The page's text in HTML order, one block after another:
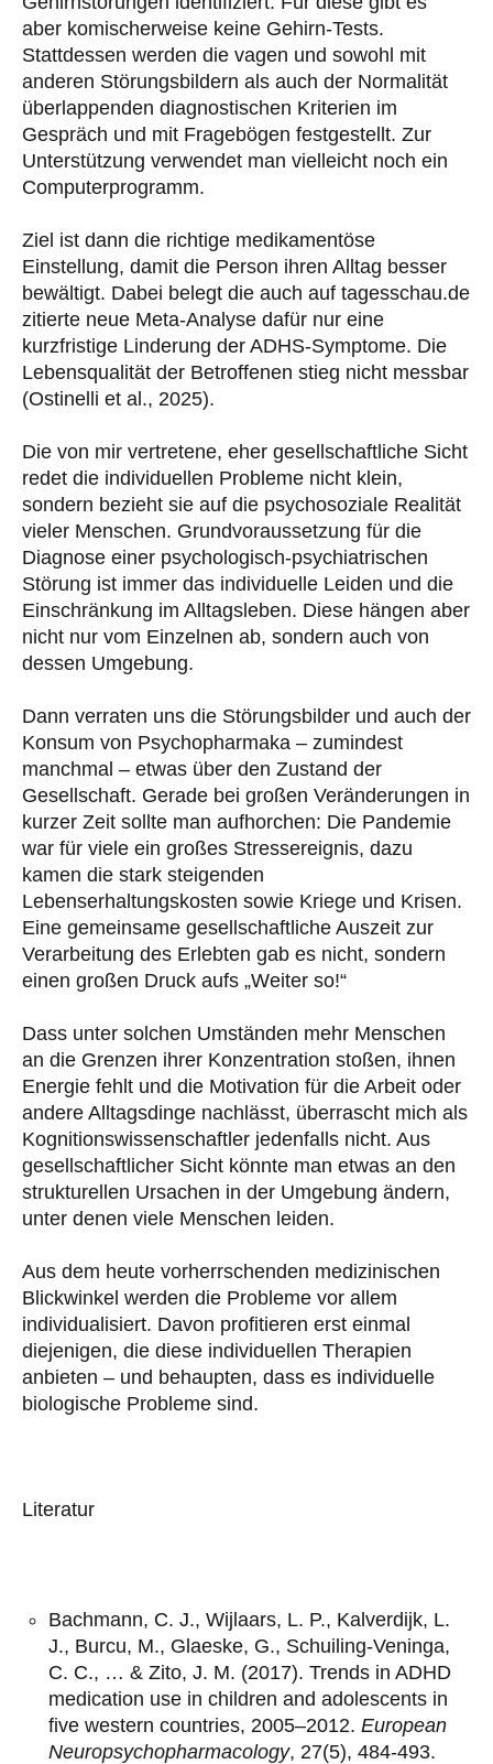
aber komischerweise keine Gehirn-Tests.
Stattdessen werden die vagen und sowohl mit
anderen Störungsbildern als auch der Normalität
überlappenden diagnostischen Kriterien im
Gespräch und mit Fragebögen festgestellt. Zur
Unterstützung verwendet man vielleicht noch ein
Computerprogramm.
Ziel ist dann die richtige medikamentöse
Einstellung, damit die Person ihren Alltag besser
bewältigt. Dabei belegt die auch auf tagesschau.de
zitierte neue Meta-Analyse dafür nur eine
kurzfristige Linderung der ADHS-Symptome. Die
Lebensqualität der Betroffenen stieg nicht messbar
(Ostinelli et al., 2025).
Die von mir vertretene, eher gesellschaftliche Sicht
redet die individuellen Probleme nicht klein,
sondern bezieht sie auf die psychosoziale Realität
vieler Menschen. Grundvoraussetzung für die
Diagnose einer psychologisch-psychiatrischen
Störung ist immer das individuelle Leiden und die
Einschränkung im Alltagsleben. Diese hängen aber
nicht nur vom Einzelnen ab, sondern auch von
dessen Umgebung.
Dann verraten uns die Störungsbilder und auch der
Konsum von Psychopharmaka – zumindest
manchmal – etwas über den Zustand der
Gesellschaft. Gerade bei großen Veränderungen in
kurzer Zeit sollte man aufhorchen: Die Pandemie
war für viele ein großes Stressereignis, dazu
kamen die stark steigenden
Lebenserhaltungskosten sowie Kriege und Krisen.
Eine gemeinsame gesellschaftliche Auszeit zur
Verarbeitung des Erlebten gab es nicht, sondern
einen großen Druck aufs „Weiter so!“
Dass unter solchen Umständen mehr Menschen
an die Grenzen ihrer Konzentration stoßen, ihnen
Energie fehlt und die Motivation für die Arbeit oder
andere Alltagsdinge nachlässt, überrascht mich als
Kognitionswissenschaftler jedenfalls nicht. Aus
gesellschaftlicher Sicht könnte man etwas an den
strukturellen Ursachen in der Umgebung ändern,
unter denen viele Menschen leiden.
Aus dem heute vorherrschenden medizinischen
Blickwinkel werden die Probleme vor allem
individualisiert. Davon profitieren erst einmal
diejenigen, die diese individuellen Therapien
anbieten – und behaupten, dass es individuelle
biologische Probleme sind.
Literatur
Bachmann, C. J., Wijlaars, L. P., Kalverdijk, L.
J., Burcu, M., Glaeske, G., Schuiling-Veninga,
C. C., … & Zito, J. M. (2017). Trends in ADHD
medication use in children and adolescents in
five western countries, 2005–2012. European
Neuropsychopharmacology, 27(5), 484-493.